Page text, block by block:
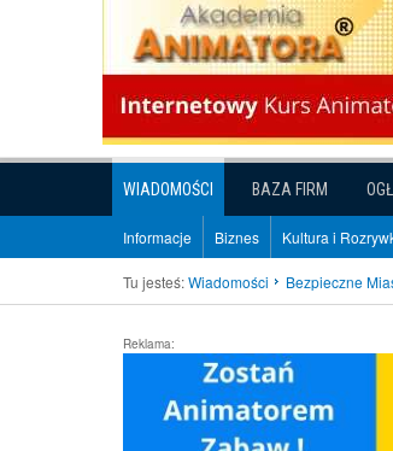
WIADOMOŚCI BAZA FIRM
Informacje Biznes Kultura i
Tu jesteś:Wiadomości Bezpieczne
Reklama: